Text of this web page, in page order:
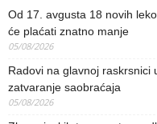
Od 17. avgusta 18 novih
će plaćati znatno manje
05/08/2026
Radovi na glavnoj raskrsnici
zatvaranje saobraćaja
05/08/2026